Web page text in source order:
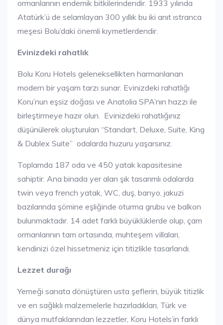
ormanlarının endemik bitkilerindendir. 1933 yılında
Atatürk’ü de selamlayan 300 yıllık bu iki anıt ıstranca
meşesi Bolu’daki önemli kıymetlerdendir.
Evinizdeki rahatlık
Bolu Koru Hotels geleneksellikten harmanlanan
modern bir yaşam tarzı sunar. Evinizdeki rahatlığı
Koru’nun eşsiz doğası ve Anatolia SPA’nın hazzı ile
birleştirmeye hazır olun. Evinizdeki rahatlığınız
düşünülerek oluşturulan “Standart, Deluxe, Suite, King
& Dublex Suite” odalarda huzuru yaşarsınız.
Toplamda 187 oda ve 450 yatak kapasitesine
sahiptir. Ana binada yer alan şık tasarımlı odalarda
twin veya french yatak, WC, duş, banyo, jakuzi
bazılarında şömine eşliğinde oturma grubu ve balkon
bulunmaktadır. 14 adet farklı büyüklüklerde olup, çam
ormanlarının tam ortasında, muhteşem villaları,
kendinizi özel hissetmeniz için titizlikle tasarlandı.
Lezzet durağı
Yemeği sanata dönüştüren usta şeflerin, büyük titizlik
ve en sağlıklı malzemelerle hazırladıkları, Türk ve
dünya mutfaklarından lezzetler, Koru Hotels’in farklı